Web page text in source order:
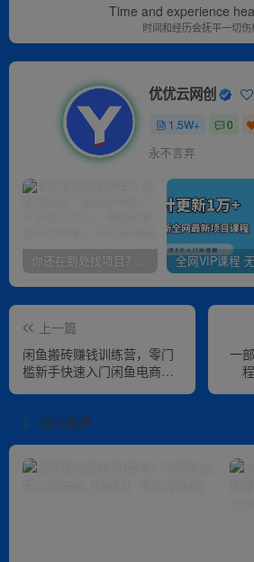
Time and experience
时间和经历会抚平一切伤
优优云网创
1.5W+ 0
永不言弃
你还在到处找项目？还在当韭菜？我靠卖项目一个月收入5万+，曾经我也是个失败者。
上一篇
闲鱼搬砖赚钱训练营，零门
槛新手快速入门闲鱼电商日
一
相关推荐